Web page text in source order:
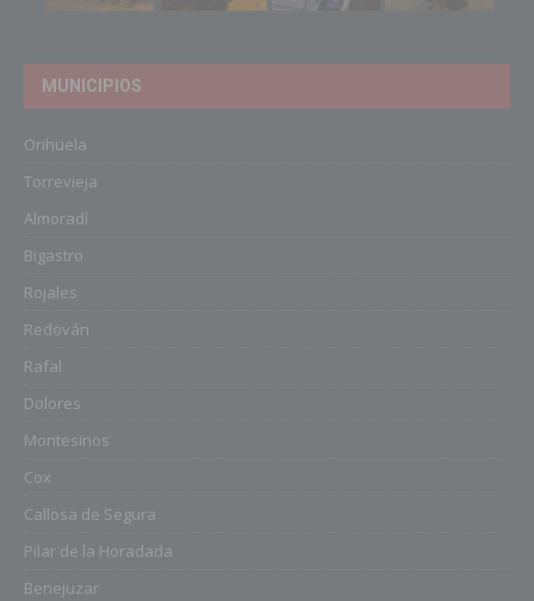
MUNICIPIOS
Orihuela
Torrevieja
Almoradí
Bigastro
Rojales
Redován
Rafal
Dolores
Montesinos
Cox
Callosa de Segura
Pilar de la Horadada
Benejuzar